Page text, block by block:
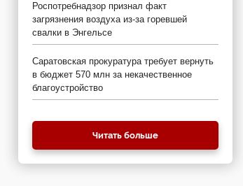
Роспотребнадзор признал факт
загрязнения воздуха из-за горевшей
свалки в Энгельсе
Саратовская прокуратура требует вернуть
в бюджет 570 млн за некачественное
благоустройство
Читать больше